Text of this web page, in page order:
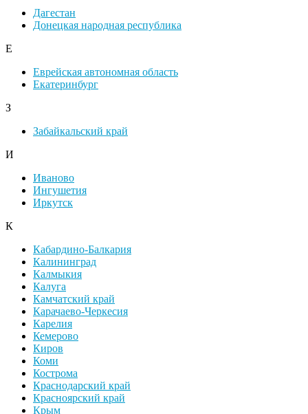
Дагестан
Донецкая народная республика
Е
Еврейская автономная область
Екатеринбург
З
Забайкальский край
И
Иваново
Ингушетия
Иркутск
К
Кабардино-Балкария
Калининград
Калмыкия
Калуга
Камчатский край
Карачаево-Черкесия
Карелия
Кемерово
Киров
Коми
Кострома
Краснодарский край
Красноярский край
Крым